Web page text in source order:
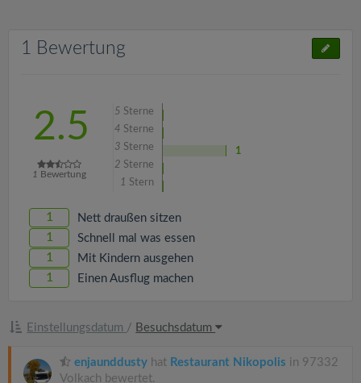
1 Bewertung
2.5
1 Bewertung
5 Sterne
4 Sterne
3 Sterne
1
2 Sterne
1 Stern
1 Nett draußen sitzen
1 Schnell mal was essen
1 Mit Kindern ausgehen
1 Einen Ausflug machen
Einstellungsdatum / Besuchsdatum
enjaunddusty hat Restaurant Nikopolis in 97332
Volkach bewertet.